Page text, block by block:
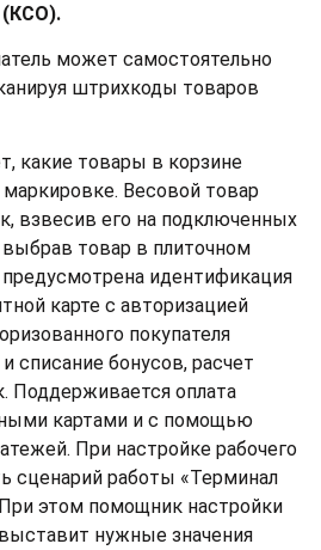
(КСО).
может самостоятельно
штрихкоды товаров
какие товары в корзине
Весовой товар
взвесив его на подключенных
товар в плиточном
идентификация
карте с авторизацией
покупателя
списание бонусов, расчет
Поддерживается оплата
картами и с помощью
При настройке рабочего
сценарий работы «Терминал
этом помощник настройки
нужные значения